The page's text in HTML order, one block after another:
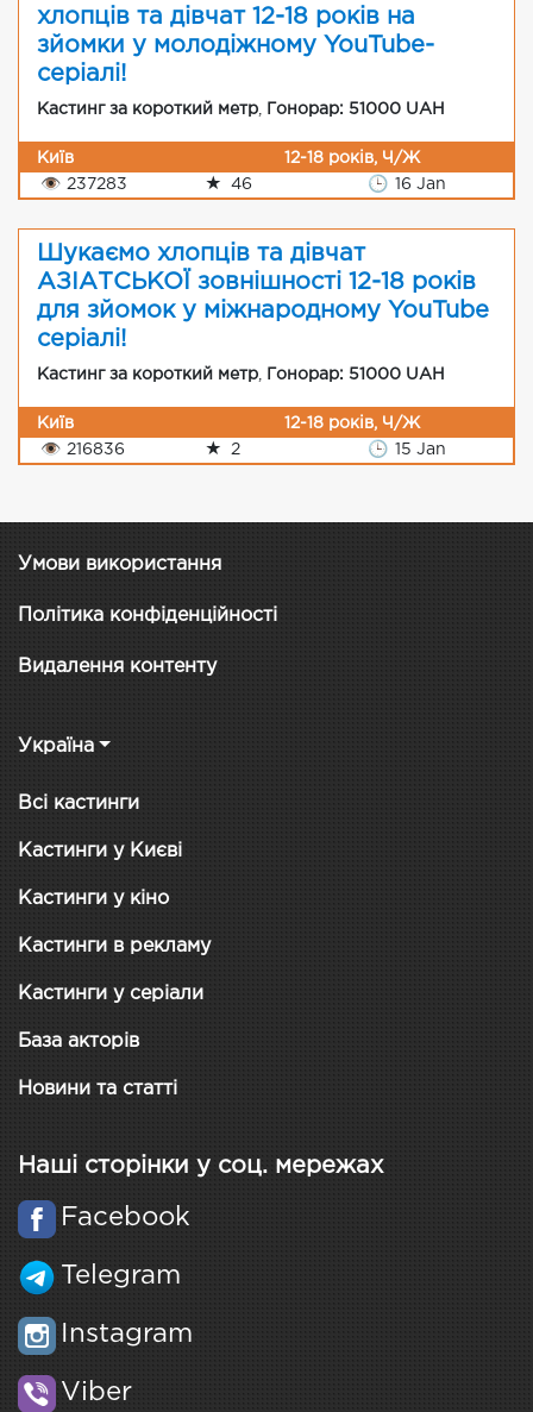
хлопців та дівчат 12-18 років на
зйомки у молодіжному YouTube-
серіалі!
Кастинг за короткий метр Гонорар: 51000 UAH
Київ
12-18 років, Ч/Ж
👁 237283 ★ 46 🕒 16 Jan
Шукаємо хлопців та дівчат
АЗІАТСЬКОЇ зовнішності 12-18 років
для зйомок у міжнародному YouTube
серіалі!
Кастинг за короткий метр Гонорар: 51000 UAH
Київ
12-18 років, Ч/Ж
👁 216836 ★ 2 🕒 15 Jan
Умови використання
Політика конфіденційності
Видалення контенту
Україна
Всі кастинги
Кастинги у Києві
Кастинги у кіно
Кастинги в рекламу
Кастинги у серіали
База акторів
Новини та статті
Наші сторінки у соц. мережах
Facebook
Telegram
Instagram
Viber